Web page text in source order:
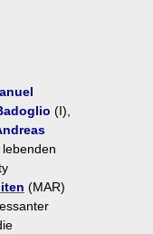
(I),
(MAR)